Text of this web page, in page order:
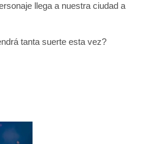
llega a nuestra ciudad a
tanta suerte esta vez?